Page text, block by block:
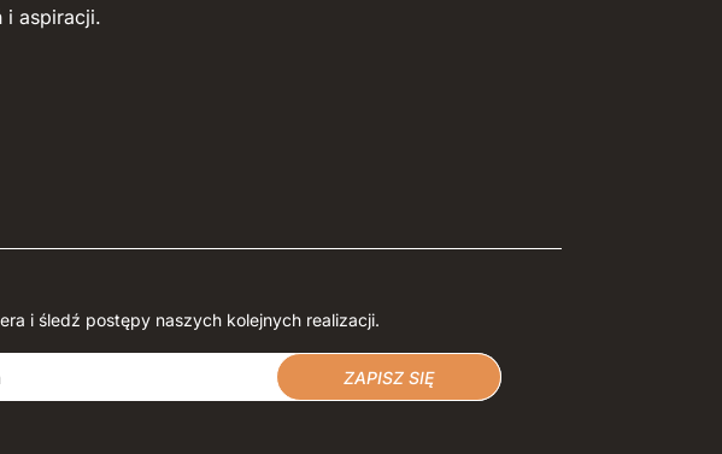
i aspiracji.
i śledź postępy naszych kolejnych realizacji.
ZAPISZ SIĘ